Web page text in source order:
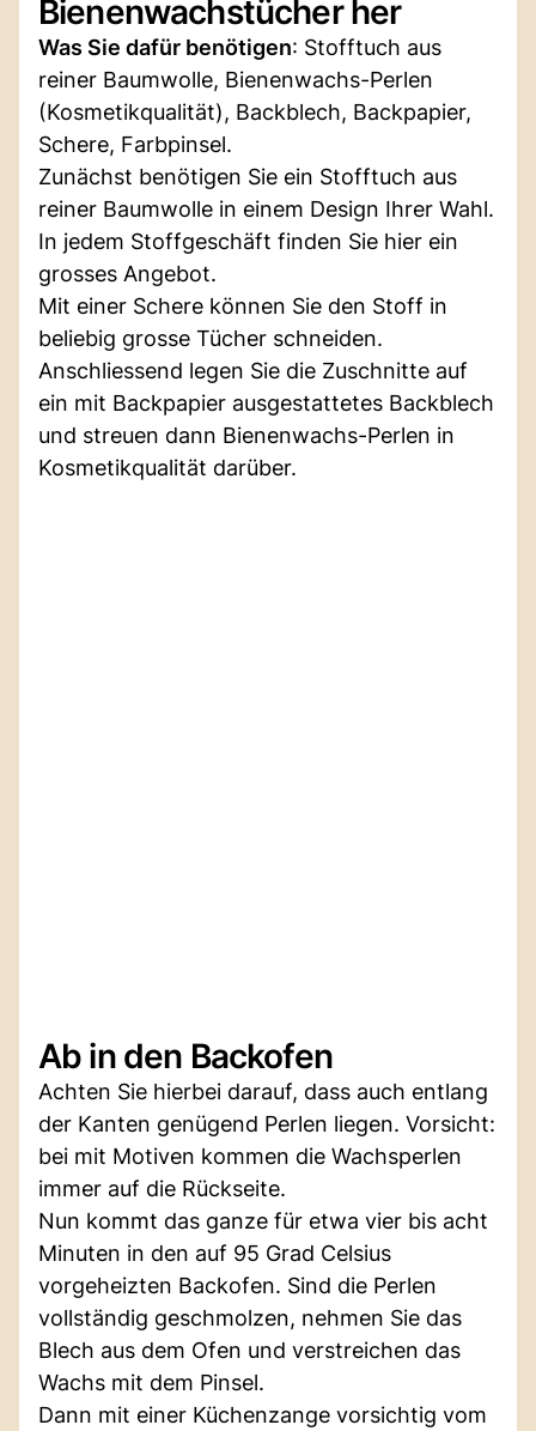
Bienenwachstücher her
Was Sie dafür benötigen: Stofftuch aus
reiner Baumwolle, Bienenwachs-Perlen
(Kosmetikqualität), Backblech, Backpapier,
Schere, Farbpinsel.
Zunächst benötigen Sie ein Stofftuch aus
reiner Baumwolle in einem Design Ihrer Wahl.
In jedem Stoffgeschäft finden Sie hier ein
grosses Angebot.
Mit einer Schere können Sie den Stoff in
beliebig grosse Tücher schneiden.
Anschliessend legen Sie die Zuschnitte auf
ein mit Backpapier ausgestattetes Backblech
und streuen dann Bienenwachs-Perlen in
Kosmetikqualität darüber.
Ab in den Backofen
Achten Sie hierbei darauf, dass auch entlang
der Kanten genügend Perlen liegen. Vorsicht:
bei mit Motiven kommen die Wachsperlen
immer auf die Rückseite.
Nun kommt das ganze für etwa vier bis acht
Minuten in den auf 95 Grad Celsius
vorgeheizten Backofen. Sind die Perlen
vollständig geschmolzen, nehmen Sie das
Blech aus dem Ofen und verstreichen das
Wachs mit dem Pinsel.
Dann mit einer Küchenzange vorsichtig vom